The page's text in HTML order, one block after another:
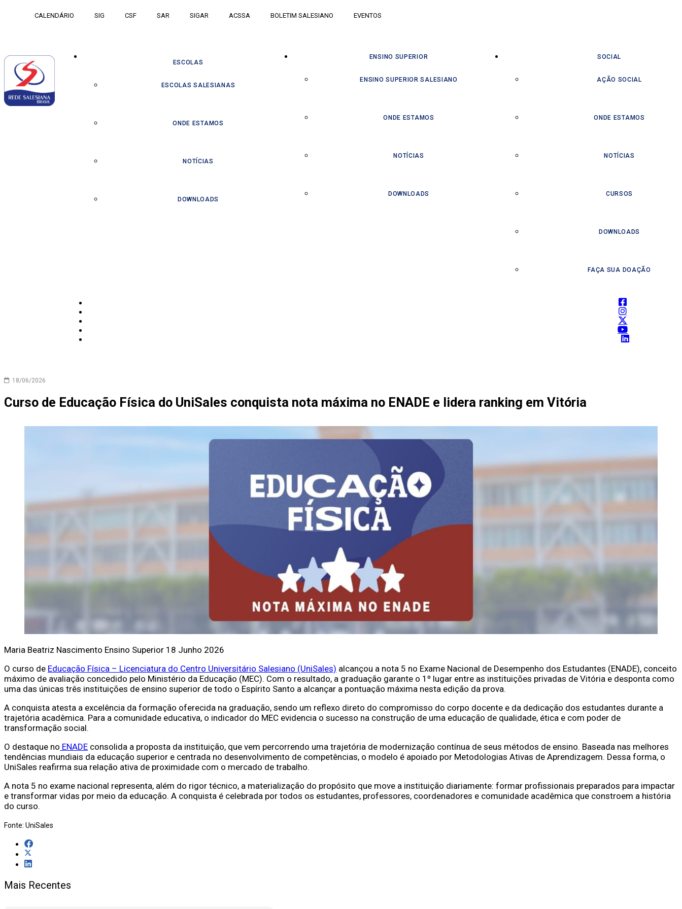
CALENDÁRIO SIG CSF SAR SIGAR ACSSA BOLETIM SALESIANO EVENTOS
ESCOLAS
ESCOLAS SALESIANAS
ONDE ESTAMOS
NOTÍCIAS
DOWNLOADS
ENSINO SUPERIOR
ENSINO SUPERIOR SALESIANO
ONDE ESTAMOS
NOTÍCIAS
DOWNLOADS
SOCIAL
AÇÃO SOCIAL
ONDE ESTAMOS
NOTÍCIAS
CURSOS
DOWNLOADS
FAÇA SUA DOAÇÃO
18/06/2026
Curso de Educação Física do UniSales conquista nota máxima no ENADE e lidera ranking em Vitória
Maria Beatriz Nascimento Ensino Superior 18 Junho 2026
O curso de Educação Física – Licenciatura do Centro Universitário Salesiano (UniSales) alcançou a nota 5 no Exame Nacional de Desempenho dos Estudantes (ENADE), conceito
máximo de avaliação concedido pelo Ministério da Educação (MEC). Com o resultado, a graduação garante o 1º lugar entre as instituições privadas de Vitória e desponta como
uma das únicas três instituições de ensino superior de todo o Espírito Santo a alcançar a pontuação máxima nesta edição da prova.
A conquista atesta a excelência da formação oferecida na graduação, sendo um reflexo direto do compromisso do corpo docente e da dedicação dos estudantes durante a
trajetória acadêmica. Para a comunidade educativa, o indicador do MEC evidencia o sucesso na construção de uma educação de qualidade, ética e com poder de
transformação social.
O destaque no ENADE consolida a proposta da instituição, que vem percorrendo uma trajetória de modernização contínua de seus métodos de ensino. Baseada nas melhores
tendências mundiais da educação superior e centrada no desenvolvimento de competências, o modelo é apoiado por Metodologias Ativas de Aprendizagem. Dessa forma, o
UniSales reafirma sua relação ativa de proximidade com o mercado de trabalho.
A nota 5 no exame nacional representa, além do rigor técnico, a materialização do propósito que move a instituição diariamente: formar profissionais preparados para impactar
e transformar vidas por meio da educação. A conquista é celebrada por todos os estudantes, professores, coordenadores e comunidade acadêmica que constroem a história
do curso.
Fonte: UniSales
Mais Recentes